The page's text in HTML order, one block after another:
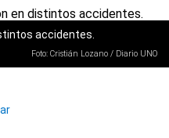
accidentes.
Foto: Cristián Lozano / Diario UNO